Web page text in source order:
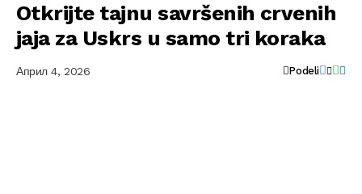
Otkrijte tajnu savršenih crvenih
jaja za Uskrs u samo tri koraka
Април 4, 2026 Podeli